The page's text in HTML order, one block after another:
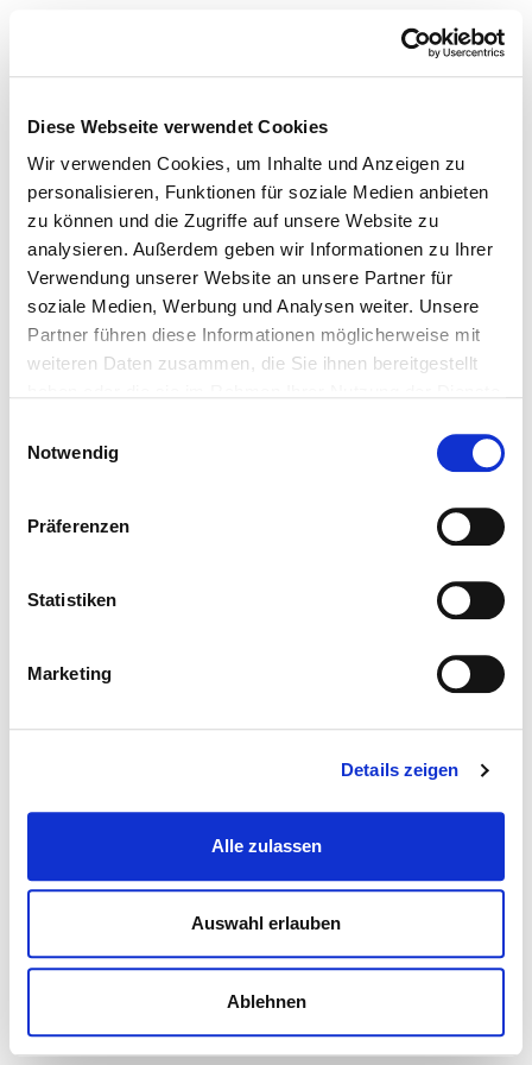
Diese Webseite verwendet Cookies
Wir verwenden Cookies, um Inhalte und Anzeigen zu
personalisieren, Funktionen für soziale Medien anbieten
zu können und die Zugriffe auf unsere Website zu
analysieren. Außerdem geben wir Informationen zu Ihrer
Verwendung unserer Website an unsere Partner für
soziale Medien, Werbung und Analysen weiter. Unsere
Partner führen diese Informationen möglicherweise mit
weiteren Daten zusammen, die Sie ihnen bereitgestellt
Notwendig
Präferenzen
Statistiken
Marketing
Details zeigen
Alle zulassen
Auswahl erlauben
Ablehnen